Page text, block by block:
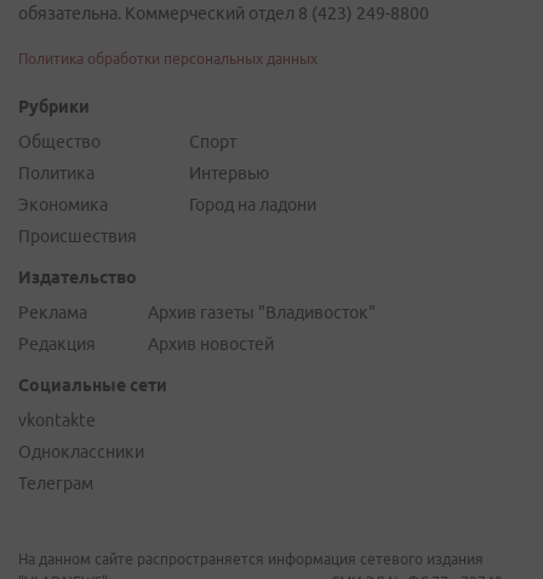
обязательна. Коммерческий отдел 8 (423) 249-8800
Политика обработки персональных данных
Рубрики
Общество
Политика
Экономика
Происшествия
Спорт
Интервью
Город на ладони
Издательство
Реклама
Редакция
Архив газеты "Владивосток"
Архив новостей
Социальные сети
vkontakte
Одноклассники
Телеграм
На данном сайте распространяется информация сетевого издания